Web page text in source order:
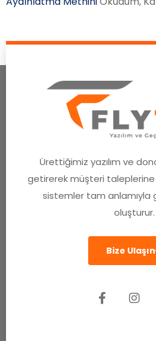
Ürettiğimiz yazılım ve
getirerek müşteri
sistemler tam anlamıyla
oluşturur.
Bize Ulaşın